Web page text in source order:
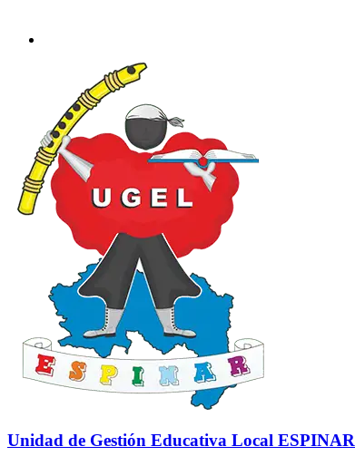
Unidad de Gestión Educativa Local ESPINAR